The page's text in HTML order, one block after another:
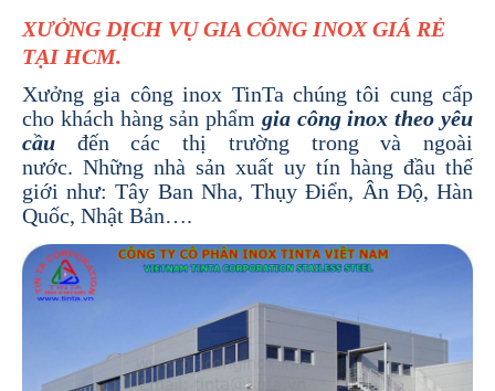
XƯỞNG DỊCH VỤ GIA CÔNG INOX GIÁ RẺ
TẠI HCM.
Xưởng gia công inox TinTa chúng tôi cung cấp
cho khách hàng sản phẩm gia công inox theo yêu
cầu đến các thị trường trong và ngoài
nước. Những nhà sản xuất uy tín hàng đầu thế
giới như: Tây Ban Nha, Thụy Điển, Ân Độ, Hàn
Quốc, Nhật Bản….